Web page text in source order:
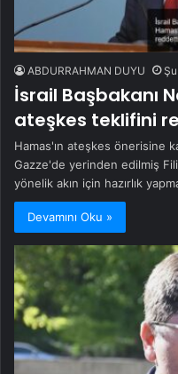
ABDURRAHMAN DUYU
İsrail Başbakanı
ateşkes teklifini
Hamas'ın ateşkes önerisine
Gazze'de yerinden edilmiş
yönelik akın için hazırlık
Devamını Oku »